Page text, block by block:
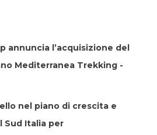
annuncia l’acquisizione del
Mediterranea Trekking -
nel piano di crescita e
Sud Italia per